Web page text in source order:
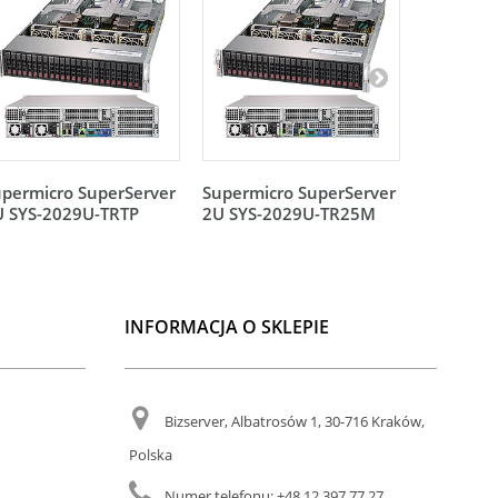
SuperServer
SYS-2029U-TRTP
Supermicro SuperServer
2U SYS-2029U-TR25M
INFORMACJA O SKLEPIE
Bizserver, Albatrosów 1, 30-716 Kraków,
Polska